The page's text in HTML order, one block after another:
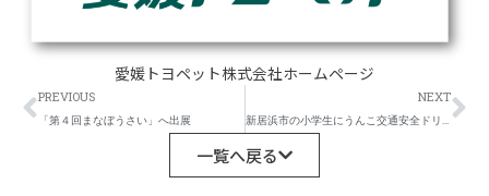
愛媛トヨペット株式会社ホームページ
Prev
PREVIOUS
「第４回まなぼうさい」へ出展
NEXT
一覧へ戻る